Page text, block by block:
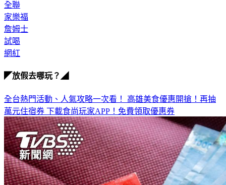
試用
全聯
家樂福
詹姆士
試喝
全台熱門活動、人氣攻略一次看！高雄美食優惠開搶！再抽
萬元住宿券下載食尚玩家APP！免費領取優惠券